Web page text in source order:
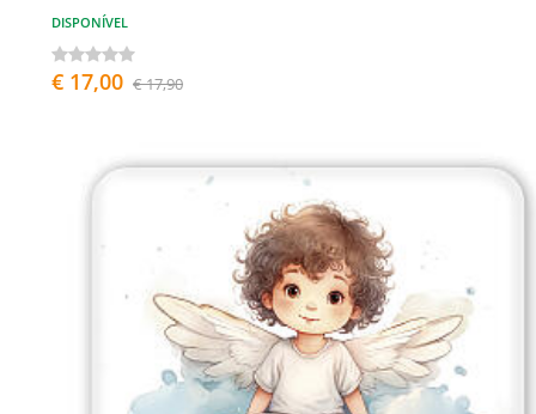
DISPONÍVEL
€ 17,00 € 17,90